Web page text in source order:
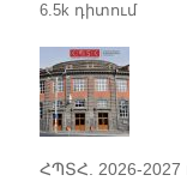
6.5k դիտում
ՀՊՏՀ. 2026-